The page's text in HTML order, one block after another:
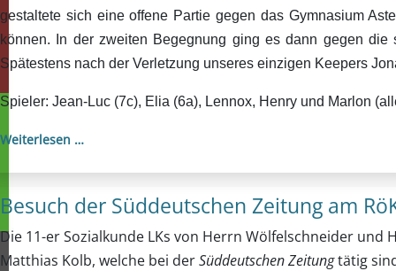
gestaltete sich eine offene Partie gegen das Gymnasium
können. In der zweiten Begegnung ging es dann gegen
Spätestens nach der Verletzung unseres einzigen Keepers
Spieler: Jean-Luc (7c), Elia (6a), Lennox, Henry und Marlon
Weiterlesen …
Besuch der Süddeutschen Zeitung am
Die 11-er Sozialkunde LKs von Herrn Wölfelschneider und
Matthias Kolb, welche bei derSüddeutschen Zeitungtätig